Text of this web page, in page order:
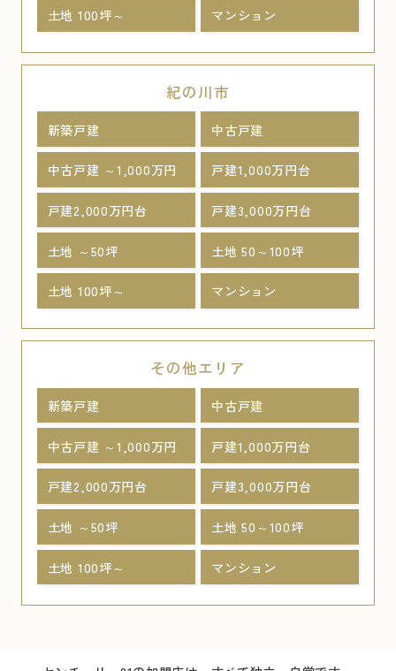
土地 100坪～ マンション
紀の川市
新築戸建 中古戸建
中古戸建 ～1,000万円 戸建1,000万円台
戸建2,000万円台 戸建3,000万円台
土地 ～50坪 土地 50～100坪
土地 100坪～ マンション
その他エリア
新築戸建 中古戸建
中古戸建 ～1,000万円 戸建1,000万円台
戸建2,000万円台 戸建3,000万円台
土地 ～50坪 土地 50～100坪
土地 100坪～ マンション